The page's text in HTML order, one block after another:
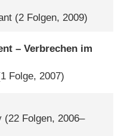
(2 Folgen, 2009)
– Verbrechen im
Folge, 2007)
(22 Folgen, 2006–